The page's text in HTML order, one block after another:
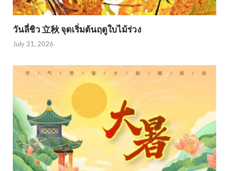
วันลี่ชิว 立秋 จุดเริ่มต้นฤดูใบไม้ร่วง
July 31, 2026